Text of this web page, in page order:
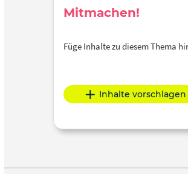
Mitmachen!
Füge Inhalte zu diesem Thema
Inhalte vorschlagen